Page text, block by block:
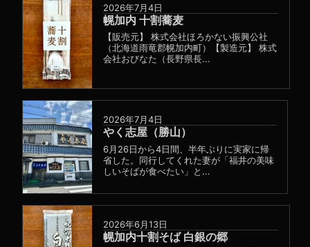
2026年7月4日
幌加内 十割蕎麦
【販売元】 株式会社ほろかない振興公社
（北海道雨竜郡幌加内町）【製造元】 株式
会社おびなた（長野県長...
2026年7月4日
やく志屋（勝山）
6月26日から4日間、半年ぶりに実家に帰
省した。同行してくれた妻が「福井の美味
しいそばが食べたい」と...
2026年6月13日
幌加内十割そば 白銀の郷